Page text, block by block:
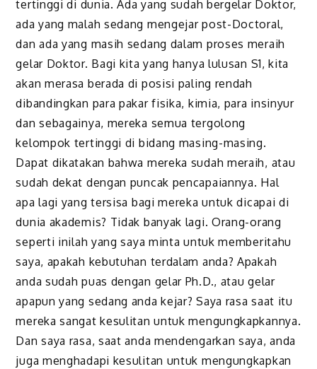
tertinggi di dunia. Ada yang sudah bergelar Doktor,
ada yang malah sedang mengejar post-Doctoral,
dan ada yang masih sedang dalam proses meraih
gelar Doktor. Bagi kita yang hanya lulusan S1, kita
akan merasa berada di posisi paling rendah
dibandingkan para pakar fisika, kimia, para insinyur
dan sebagainya, mereka semua tergolong
kelompok tertinggi di bidang masing-masing.
Dapat dikatakan bahwa mereka sudah meraih, atau
sudah dekat dengan puncak pencapaiannya. Hal
apa lagi yang tersisa bagi mereka untuk dicapai di
dunia akademis? Tidak banyak lagi. Orang-orang
seperti inilah yang saya minta untuk memberitahu
saya, apakah kebutuhan terdalam anda? Apakah
anda sudah puas dengan gelar Ph.D., atau gelar
apapun yang sedang anda kejar? Saya rasa saat itu
mereka sangat kesulitan untuk mengungkapkannya.
Dan saya rasa, saat anda mendengarkan saya, anda
juga menghadapi kesulitan untuk mengungkapkan